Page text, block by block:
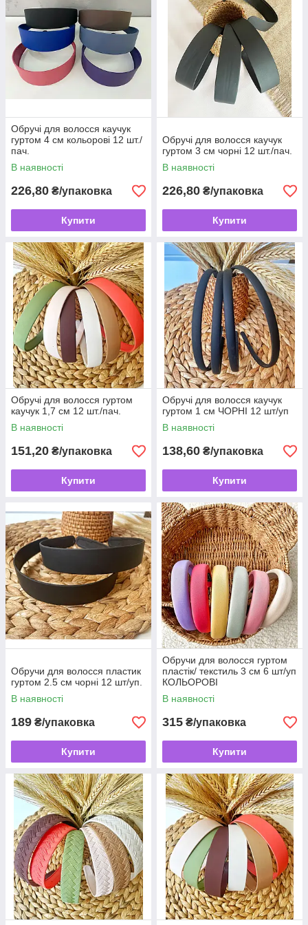
Обручі для волосся каучук
гуртом 4 см кольорові 12 шт./
пач.
В наявності
226,80 ₴/упаковка
Купити
Обручі для волосся каучук
гуртом 3 см чорні 12 шт./пач.
В наявності
226,80 ₴/упаковка
Купити
Обручі для волосся гуртом
каучук 1,7 см 12 шт./пач.
В наявності
151,20 ₴/упаковка
Купити
Обручі для волосся каучук
гуртом 1 см ЧОРНІ 12 шт/уп
В наявності
138,60 ₴/упаковка
Купити
Обручи для волосся пластик
гуртом 2.5 см чорні 12 шт/уп.
В наявності
189 ₴/упаковка
Купити
Обручи для волосся гуртом
пластік/ текстиль 3 см 6 шт/уп
КОЛЬОРОВІ
В наявності
315 ₴/упаковка
Купити